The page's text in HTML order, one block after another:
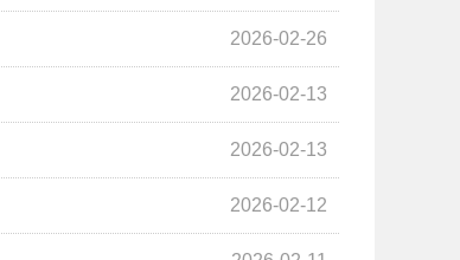
2026-02-26
2026-02-13
2026-02-13
2026-02-12